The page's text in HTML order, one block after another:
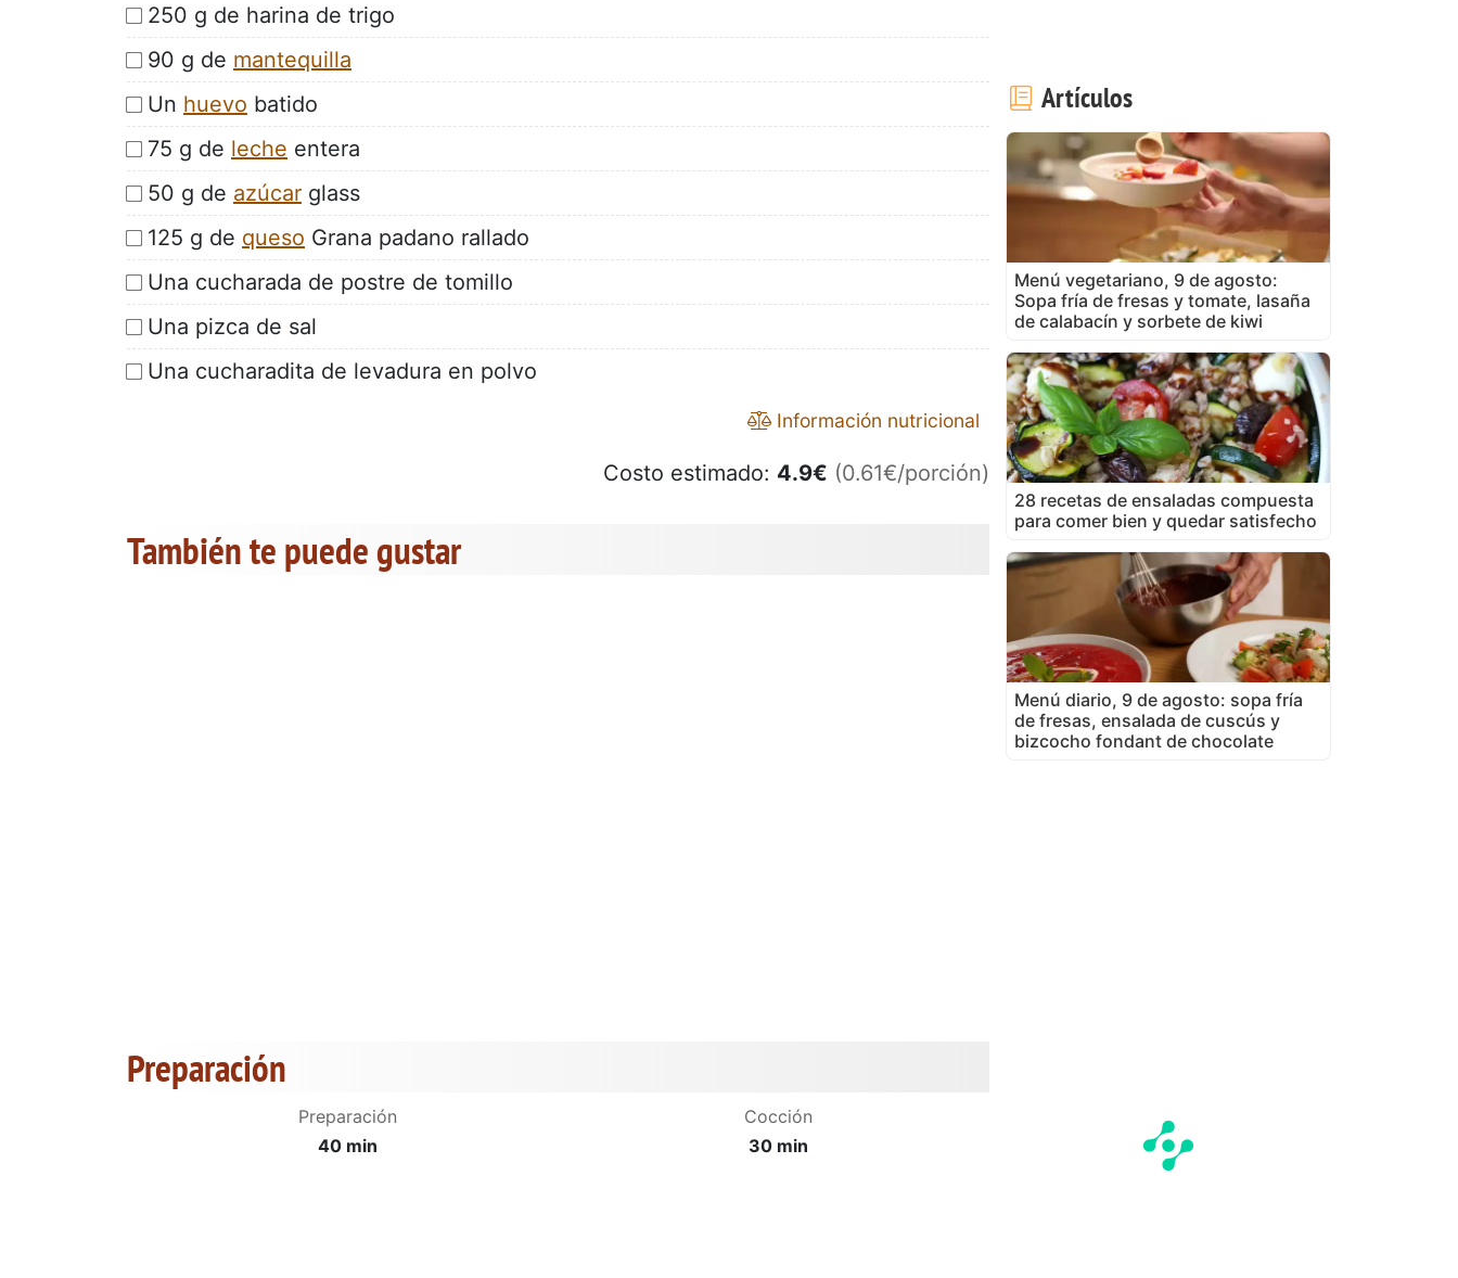
250 g de harina de trigo
90 g de mantequilla
Un huevo batido
75 g de leche entera
50 g de azúcar glass
125 g de queso Grana padano rallado
Una cucharada de postre de tomillo
Una pizca de sal
Una cucharadita de levadura en polvo
Información nutricional
Costo estimado: 4.9€ (0.61€/porción)
También te puede gustar
Preparación
Preparación
40 min
Cocción
30 min
Artículos
Menú vegetariano, 9 de agosto:
Sopa fría de fresas y tomate, lasaña
de calabacín y sorbete de kiwi
28 recetas de ensaladas compuesta
para comer bien y quedar satisfecho
Menú diario, 9 de agosto: sopa fría
de fresas, ensalada de cuscús y
bizcocho fondant de chocolate